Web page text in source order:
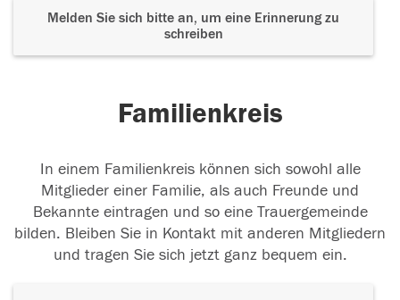
Melden Sie sich bitte an, um eine Erinnerung zu
schreiben
Familienkreis
In einem Familienkreis können sich sowohl alle
Mitglieder einer Familie, als auch Freunde und
Bekannte eintragen und so eine Trauergemeinde
bilden. Bleiben Sie in Kontakt mit anderen Mitgliedern
und tragen Sie sich jetzt ganz bequem ein.